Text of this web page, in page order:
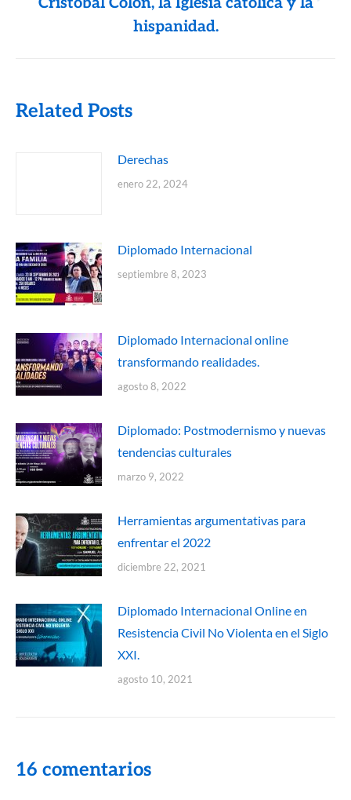
hispanidad.
Related Posts
Derechas
enero 22, 2024
Diplomado Internacional
septiembre 8, 2023
Diplomado Internacional online
transformando realidades.
agosto 8, 2022
Diplomado: Postmodernismo y nuevas
tendencias culturales
marzo 9, 2022
Herramientas argumentativas para
enfrentar el 2022
diciembre 22, 2021
Diplomado Internacional Online en
Resistencia Civil No Violenta en el Siglo
XXI.
agosto 10, 2021
16 comentarios